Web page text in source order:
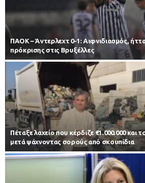
ΠΑΟΚ – Άντερλεχτ 0-1: Αιφνιδιασμός,
πρόκρισης στις Βρυξέλλες
Πέταξε λαχείο που κέρδιζε €1.000.000 και
μετά ψάχνοντας σορούς από σκουπίδια